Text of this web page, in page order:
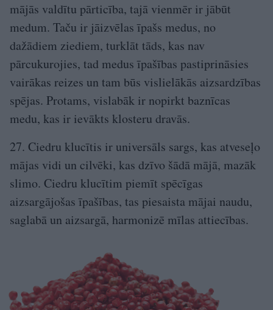
mājās valdītu pārticība, tajā vienmēr ir jābūt
medum. Taču ir jāizvēlas īpašs medus, no
dažādiem ziediem, turklāt tāds, kas nav
pārcukurojies, tad medus īpašības pastiprināsies
vairākas reizes un tam būs vislielākās aizsardzības
spējas. Protams, vislabāk ir nopirkt baznīcas
medu, kas ir ievākts klosteru dravās.
27. Ciedru klucītis ir universāls sargs, kas atveseļo
mājas vidi un cilvēki, kas dzīvo šādā mājā, mazāk
slimo. Ciedru klucītim piemīt spēcīgas
aizsargājošas īpašības, tas piesaista mājai naudu,
saglabā un aizsargā, harmonizē mīlas attiecības.